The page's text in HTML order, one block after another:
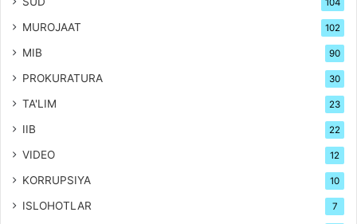
104
MUROJAAT 102
MIB 90
PROKURATURA 30
TA'LIM 23
IIB 22
VIDEO 12
KORRUPSIYA 10
ISLOHOTLAR 7